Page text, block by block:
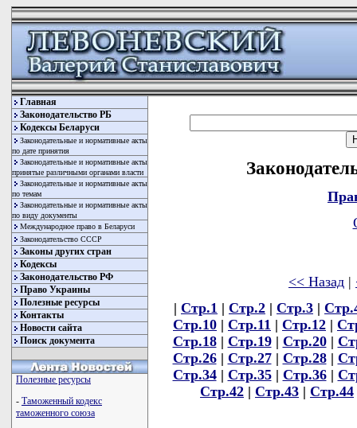
Главная
Законодательство РБ
Кодексы Беларуси
Законодательные и нормативные акты
по дате принятия
Законодательные и нормативные акты
принятые различными органами власти
Законодательные и нормативные акты
по темам
Законодательные и нормативные акты
по виду документы
Международное право в Беларуси
Законодательство СССР
Законы других стран
Кодексы
Законодательство РФ
Право Украины
Полезные ресурсы
Контакты
Новости сайта
Поиск документа
Полезные ресурсы
- Таможенный кодекс
таможенного союза
<< Назад |
| Стр.1 | Стр.2 | Стр.3 |
Стр.10 | Стр.11 | Стр.12 |
Стр.18| Стр.19| Стр.20|
Стр.26| Стр.27| Стр.28|
Стр.34| Стр.35| Стр.36|
Стр.42 | Стр.43 | Стр.44